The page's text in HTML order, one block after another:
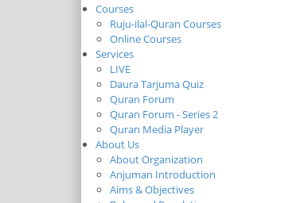
Courses
Ruju-ilal-Quran Courses
Online Courses
Services
LIVE
Daura Tarjuma Quiz
Quran Forum
Quran Forum - Series 2
Quran Media Player
About Us
About Organization
Anjuman Introduction
Aims & Objectives